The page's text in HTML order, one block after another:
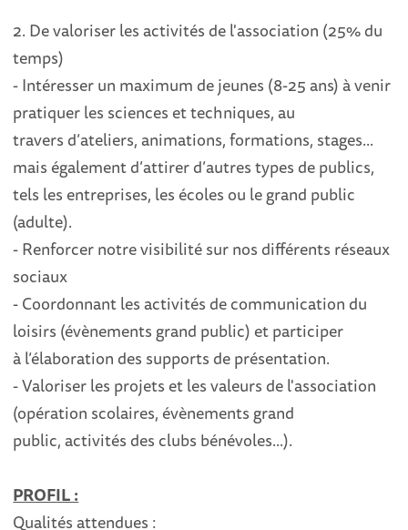
2. De valoriser les activités de l'association (25%du
temps)
-Intéresserun maximum de jeunes (8-25 ans) à venir
pratiquer les sciences et techniques, au
travers d’ateliers, animations, formations, stages...
mais également d’attirer d’autres types de publics,
tels les entreprises, les écoles ou le grand public
(adulte).
-Renforcer notre visibilité sur nos différents réseaux
sociaux
-Coordonnant les activités de communication du
loisirs (évènements grand public) et participer
àl’élaboration des supports de présentation.
-Valoriserles projets et les valeurs de l'association
(opération scolaires, évènements grand
public,activités des clubs bénévoles...).
PROFIL :
Qualités attendues :